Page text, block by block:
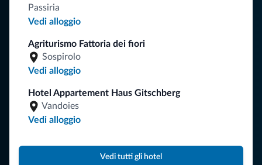
Passiria
Vedi alloggio
Agriturismo Fattoria dei fiori
Sospirolo
Vedi alloggio
Hotel Appartement Haus Gitschberg
Vandoies
Vedi alloggio
Vedi tutti gli hotel
vacanza nelle Dolomiti.
ISCRIVITI ALLA NEWSLETTER